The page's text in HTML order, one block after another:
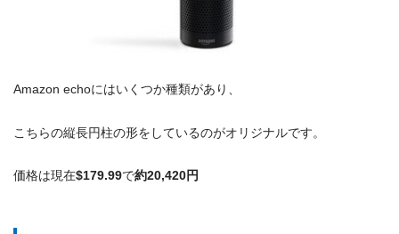
Amazon echoにはいくつか種類があり、
こちらの縦長円柱の形をしているのがオリジナルです。
価格は現在$179.99で約20,420円